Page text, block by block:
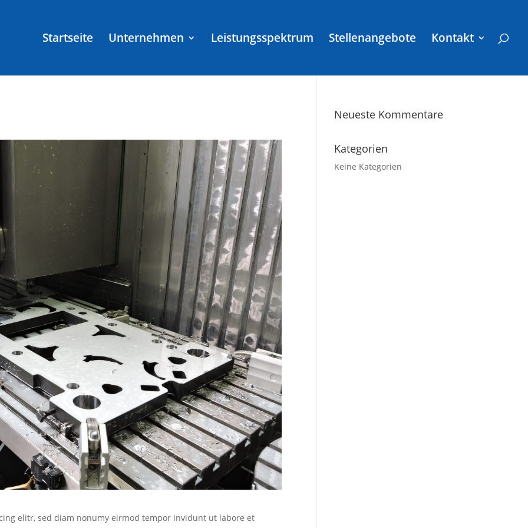
Startseite Unternehmen Leistungsspektrum Stellenangebote Kontakt
elitr, sed diam nonumy eirmod tempor invidunt ut labore et
Neueste Kommentare
Kategorien
Keine Kategorien